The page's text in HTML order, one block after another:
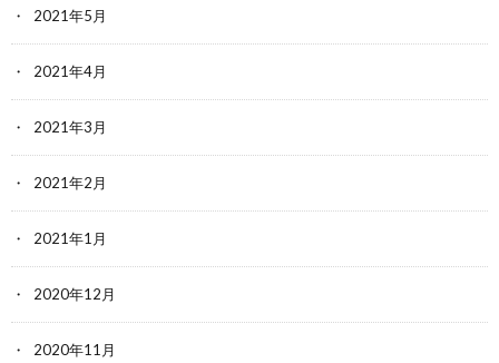
2021年5月
2021年4月
2021年3月
2021年2月
2021年1月
2020年12月
2020年11月